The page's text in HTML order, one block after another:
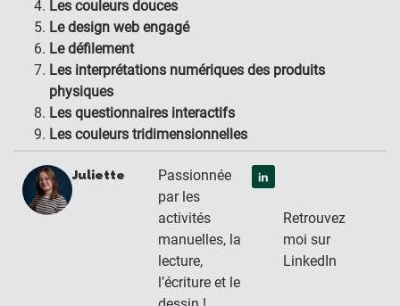
Les couleurs douces
Le design web engagé
Le défilement
Les interprétations numériques des produits
physiques
Les questionnaires interactifs
Les couleurs tridimensionnelles
Juliette
Passionnée
par les
activités
manuelles, la
lecture,
l’écriture et le
Retrouvez
moi sur
LinkedIn